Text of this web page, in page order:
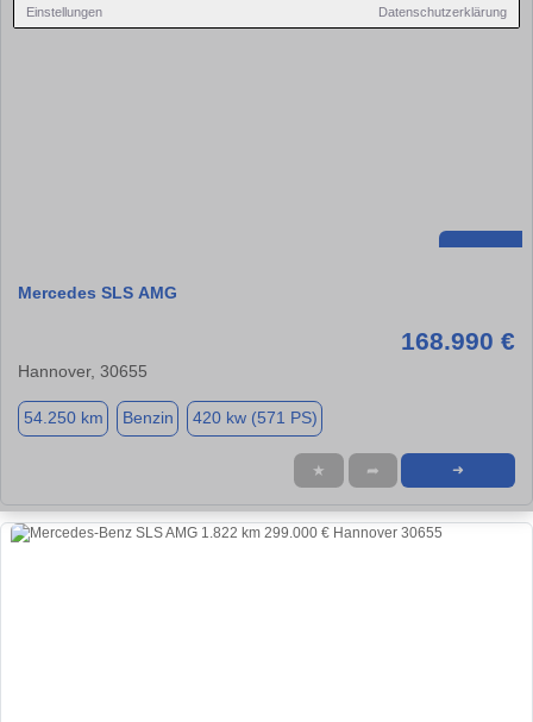
Einstellungen Datenschutzerklärung
Mercedes SLS AMG
168.990 €
Hannover, 30655
54.250 km Benzin 420 kw (571 PS)
★ ➦ ➜